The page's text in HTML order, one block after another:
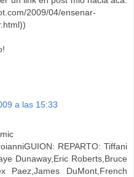
2009/04/ensenar-
a las 15:33
REPARTO: Tiffani
Dunaway,Eric Roberts,Bruce
Paez,James DuMont,French